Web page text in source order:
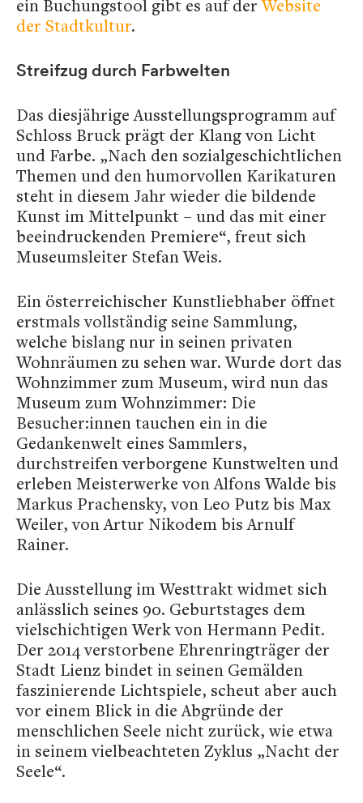
ein Buchungstool gibt es auf derWebsite
der Stadtkultur.
Streifzug durch Farbwelten
Das diesjährige Ausstellungsprogramm auf
Schloss Bruck prägt der Klang von Licht
und Farbe. „Nach den sozialgeschichtlichen
Themen und den humorvollen Karikaturen
steht in diesem Jahr wieder die bildende
Kunst im Mittelpunkt – und das mit einer
beeindruckenden Premiere“, freut sich
Museumsleiter Stefan Weis.
Ein österreichischer Kunstliebhaber öffnet
erstmals vollständig seine Sammlung,
welche bislang nur in seinen privaten
Wohnräumen zu sehen war. Wurde dort das
Wohnzimmer zum Museum, wird nun das
Museum zum Wohnzimmer: Die
Besucher:innen tauchen ein in die
Gedankenwelt eines Sammlers,
durchstreifen verborgene Kunstwelten und
erleben Meisterwerke von Alfons Walde bis
Markus Prachensky, von Leo Putz bis Max
Weiler, von Artur Nikodem bis Arnulf
Rainer.
Die Ausstellung im Westtrakt widmet sich
anlässlich seines 90. Geburtstages dem
vielschichtigen Werk von Hermann Pedit.
Der 2014 verstorbene Ehrenringträger der
Stadt Lienz bindet in seinen Gemälden
faszinierende Lichtspiele, scheut aber auch
vor einem Blick in die Abgründe der
menschlichen Seele nicht zurück, wie etwa
in seinem vielbeachteten Zyklus „Nacht der
Seele“.